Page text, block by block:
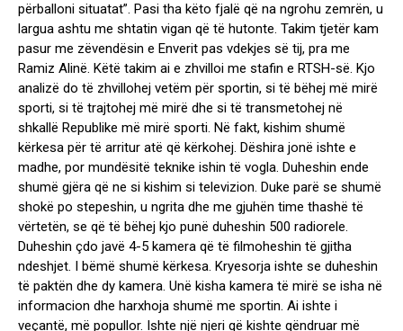
përballoni situatat”. Pasi tha këto fjalë që na ngrohu zemrën, u
largua ashtu me shtatin vigan që të hutonte. Takim tjetër kam
pasur me zëvendësin e Enverit pas vdekjes së tij, pra me
Ramiz Alinë. Këtë takim ai e zhvilloi me stafin e RTSH-së. Kjo
analizë do të zhvillohej vetëm për sportin, si të bëhej më mirë
sporti, si të trajtohej më mirë dhe si të transmetohej në
shkallë Republike më mirë sporti. Në fakt, kishim shumë
kërkesa për të arritur atë që kërkohej. Dëshira jonë ishte e
madhe, por mundësitë teknike ishin të vogla. Duheshin ende
shumë gjëra që ne si kishim si televizion. Duke parë se shumë
shokë po stepeshin, u ngrita dhe me gjuhën time thashë të
vërtetën, se që të bëhej kjo punë duheshin 500 radiorele.
Duheshin çdo javë 4-5 kamera që të filmoheshin të gjitha
ndeshjet. I bëmë shumë kërkesa. Kryesorja ishte se duheshin
të paktën dhe dy kamera. Unë kisha kamera të mirë se isha në
informacion dhe harxhoja shumë me sportin. Ai ishte i
veçantë, më popullor. Ishte një njeri që kishte qëndruar më